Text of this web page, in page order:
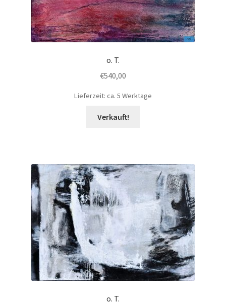
o. T.
€540,00
Lieferzeit: ca. 5 Werktage
Verkauft!
o. T.